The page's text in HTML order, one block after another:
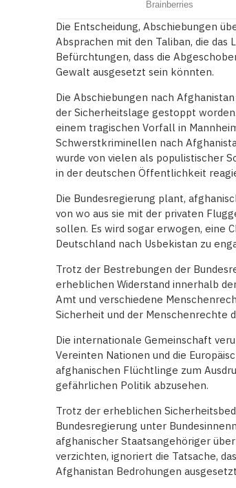
Die Entscheidung, Abschiebungen
Absprachen mit den Taliban, die
Befürchtungen, dass die
Gewalt ausgesetzt sein könnten.
Die Abschiebungen nach
der Sicherheitslage gestoppt
einem tragischen Vorfall in
Schwerstkriminellen nach
wurde von vielen als populistischer
in der deutschen Öffentlichkeit
Die Bundesregierung plant,
von wo aus sie mit der privaten
sollen. Es wird sogar erwogen, eine
Deutschland nach Usbekistan zu
Trotz der Bestrebungen der
erheblichen Widerstand innerhalb
Amt und verschiedene
Sicherheit und der Menschenrechte
Die internationale Gemeinschaft
Vereinten Nationen und die
afghanischen Flüchtlinge zum
gefährlichen Politik abzusehen.
Trotz der erheblichen
Bundesregierung unter
afghanischer Staatsangehöriger
verzichten, ignoriert die Tatsache,
Afghanistan Bedrohungen